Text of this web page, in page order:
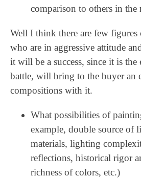
comparison to others in the
Well I think there are few figures
who are in aggressive attitude
it will be a success, since it is the
battle, will bring to the buyer an
compositions with it.
What possibilities of
example, double source of
materials, lighting
reflections, historical rigor
richness of colors, etc.)